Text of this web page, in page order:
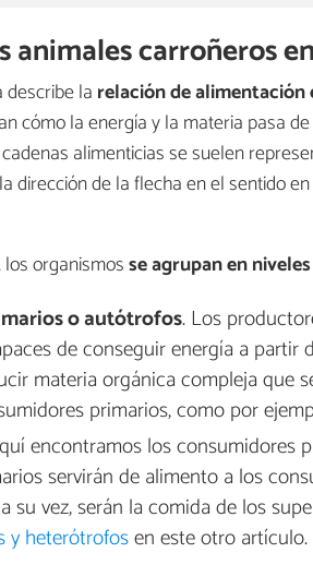
animales carroñeros
describe la relación de
cómo la energía y la materia pasa
alimenticias se suelen
dirección de la flecha en el sentido
organismosse agrupan en
o autótrofos. Los
de conseguir energía a partir
materia orgánica compleja que
primarios, como por
encontramos los consumidores
servirán de alimento a los
su vez, serán la comida de los
y heterótrofosen este otro artículo.